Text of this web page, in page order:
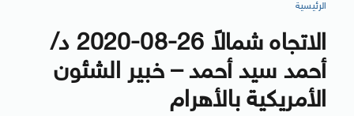
الرئيسية
الاتجاه شمالاً 26-08-2020 د/
أحمد سيد أحمد – خبير الشئون
الأمريكية بالأهرام